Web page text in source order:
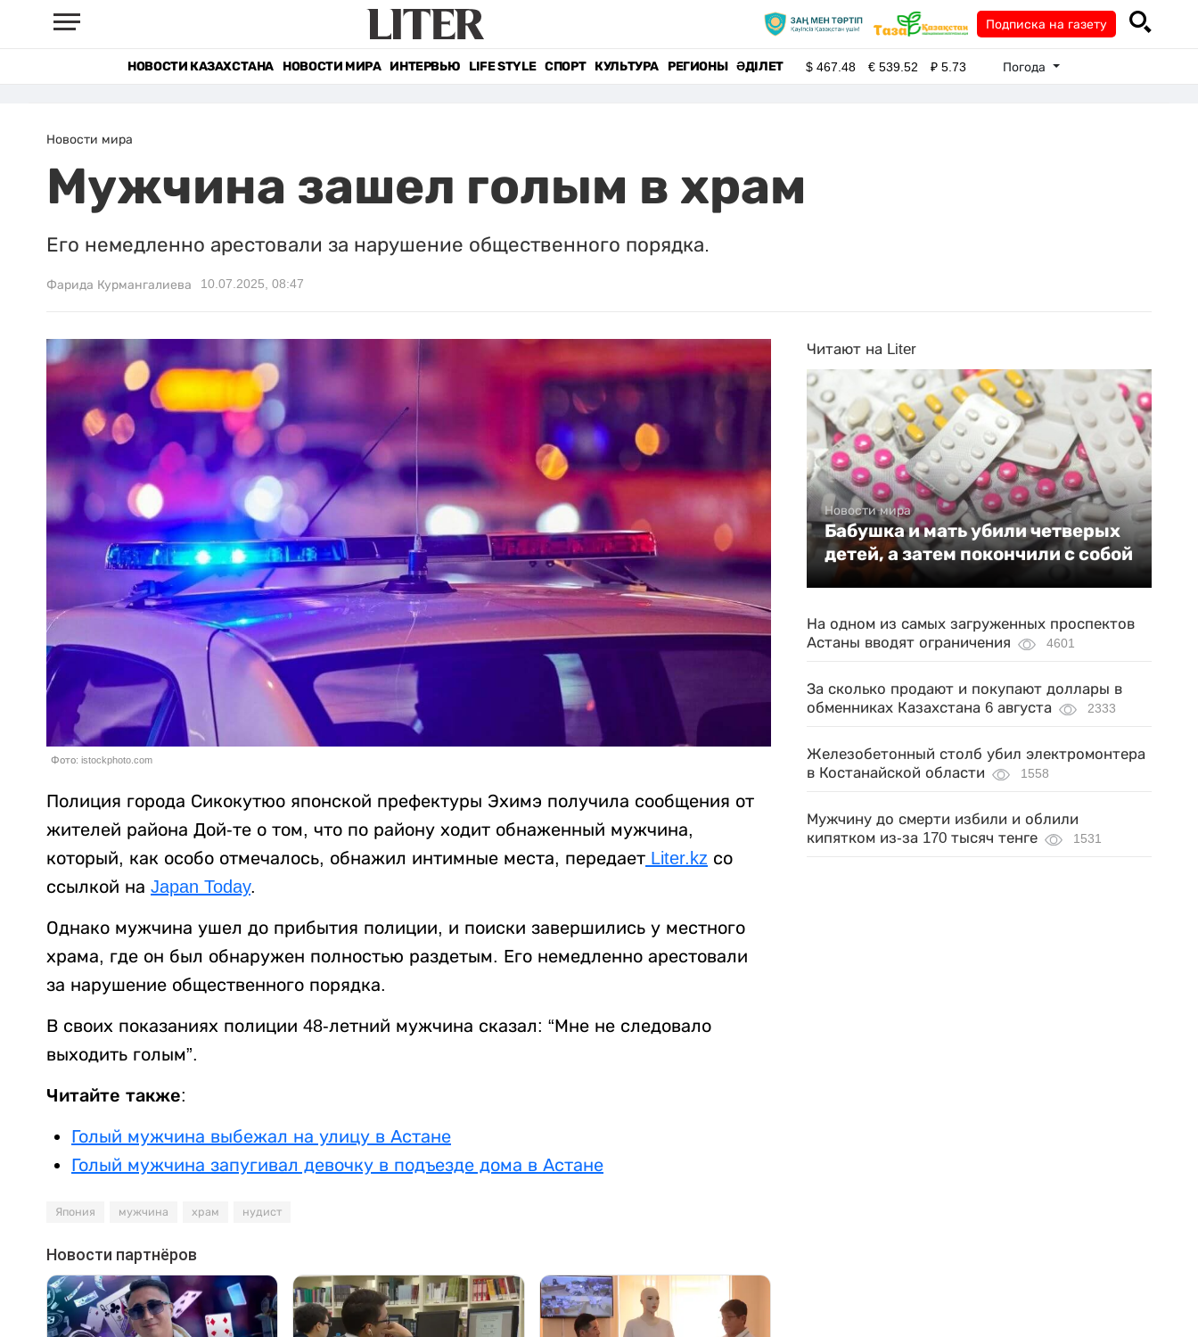
Подписка на газету
НОВОСТИ КАЗАХСТАНА НОВОСТИ МИРА ИНТЕРВЬЮ LIFE STYLE СПОРТ КУЛЬТУРА РЕГИОНЫ ӘДІЛЕТ $467.48 €539.52 ₽5.73 Погода
Новости мира
Мужчина зашел голым в храм
Его немедленно арестовали за нарушение общественного порядка.
Фарида Курмангалиева 10.07.2025, 08:47
Фото: istockphoto.com
Полиция города Сикокутюо японской префектуры Эхимэ получила сообщения от
жителей района Дой-те о том, что по району ходит обнаженный мужчина,
который, как особо отмечалось, обнажил интимные места, передает Liter.kz со
ссылкой на Japan Today.
Однако мужчина ушел до прибытия полиции, и поиски завершились у местного
храма, где он был обнаружен полностью раздетым. Его немедленно арестовали
за нарушение общественного порядка.
В своих показаниях полиции 48-летний мужчина сказал: “Мне не следовало
выходить голым”.
Читайте также:
Голый мужчина выбежал на улицу в Астане
Голый мужчина запугивал девочку в подъезде дома в Астане
Япония мужчина храм нудист
Читают на Liter
Новости мира
Бабушка и мать убили четверых
детей, а затем покончили с собой
На одном из самых загруженных проспектов
Астаны вводят ограничения
4601
За сколько продают и покупают доллары в
обменниках Казахстана 6 августа
2333
Железобетонный столб убил электромонтера
в Костанайской области
1558
Мужчину до смерти избили и облили
кипятком из-за 170 тысяч тенге
1531